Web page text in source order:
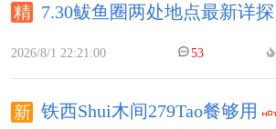
7.30鲅鱼圈两处地点最新详探
2026/8/1 22:21:00 53
铁西Shui木间279Tao餐够用